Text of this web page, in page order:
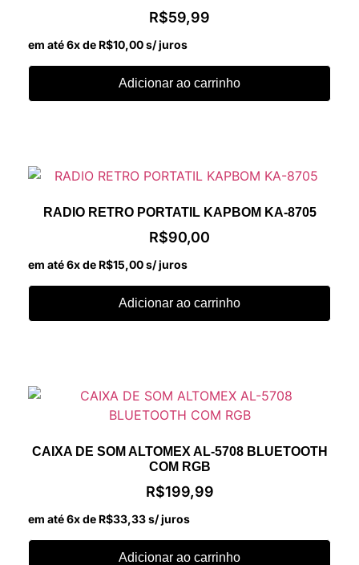
R$59,99
em até 6x de R$10,00s/ juros
Adicionar ao carrinho
RADIO RETRO PORTATIL KAPBOM KA-8705
R$90,00
em até 6x de R$15,00s/ juros
Adicionar ao carrinho
CAIXA DE SOM ALTOMEX AL-5708 BLUETOOTH
COM RGB
R$199,99
em até 6x de R$33,33s/ juros
Adicionar ao carrinho